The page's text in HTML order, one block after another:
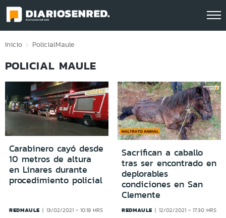
Click acá para ir directamente al contenido
Inicio PolicialMaule
POLICIAL MAULE
Carabinero cayó desde
10 metros de altura
en Linares durante
procedimiento policial
REDMAULE 13/02/2021 - 10:19 HRS
Sacrifican a caballo
tras ser encontrado en
deplorables
condiciones en San
Clemente
REDMAULE 12/02/2021 - 17:30 HRS